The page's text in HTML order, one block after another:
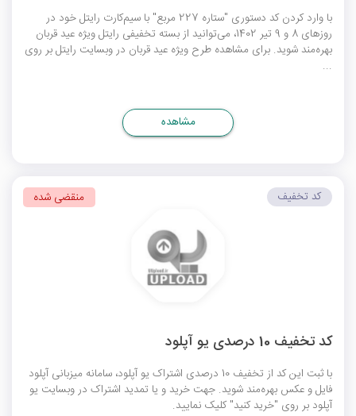
با وارد کردن کد دستوری "ستاره 227 مربع" با سیم‌کارت رایتل خود در
روزهای 8 و 9 تیر 1402، می‌توانید از بسته تخفیفی رایتل ویژه عید قربان
بهره‌مند شوید. برای مشاهده طرح ویژه عید قربان در وبسایت رایتل بر روی
...
مشاهده
کد تخفیف 10 درصدی یو آپلود
با ثبت این کد از تخفیف 10 درصدی اشتراک یو آپلود، سامانه میزبانی آپلود
فایل و عکس بهره‌مند شوید. جهت خرید و یا تمدید اشتراک در وبسایت یو
آپلود بر روی "خرید کنید" کلیک نمایید.
کد تخفیف منقضی شده